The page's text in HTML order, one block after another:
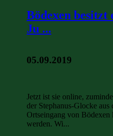
Bödexen besitzt
Ju ...
05.09.2019
Jetzt ist sie online,
der Stephanus-Glocke aus
Ortseingang von
werden. Wi...